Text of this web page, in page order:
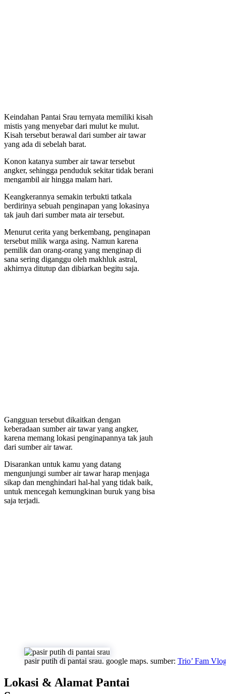
Keindahan Pantai Srau ternyata memiliki kisah
mistis yang menyebar dari mulut ke mulut.
Kisah tersebut berawal dari sumber air tawar
yang ada di sebelah barat.
Konon katanya sumber air tawar tersebut
angker, sehingga penduduk sekitar tidak berani
mengambil air hingga malam hari.
Keangkerannya semakin terbukti tatkala
berdirinya sebuah penginapan yang lokasinya
tak jauh dari sumber mata air tersebut.
Menurut cerita yang berkembang, penginapan
tersebut milik warga asing. Namun karena
pemilik dan orang-orang yang menginap di
sana sering diganggu oleh makhluk astral,
akhirnya ditutup dan dibiarkan begitu saja.
Gangguan tersebut dikaitkan dengan
keberadaan sumber air tawar yang angker,
karena memang lokasi penginapannya tak jauh
dari sumber air tawar.
Disarankan untuk kamu yang datang
mengunjungi sumber air tawar harap menjaga
sikap dan menghindari hal-hal yang tidak baik,
untuk mencegah kemungkinan buruk yang bisa
saja terjadi.
pasir putih di pantai srau. google maps. sumber: Trio’ Fam
Lokasi & Alamat Pantai